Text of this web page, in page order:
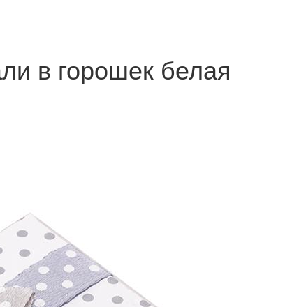
в горошек белая